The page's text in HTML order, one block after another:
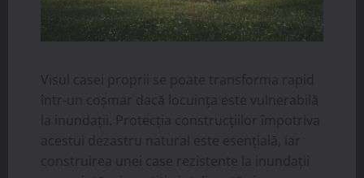
Visul casei proprii se poate transforma rapid
într-un coșmar dacă locuința este vulnerabilă
la inundații. Protecția construcțiilor împotriva
acestui dezastru natural este esențială, iar
construirea unei case rezistente la inundații